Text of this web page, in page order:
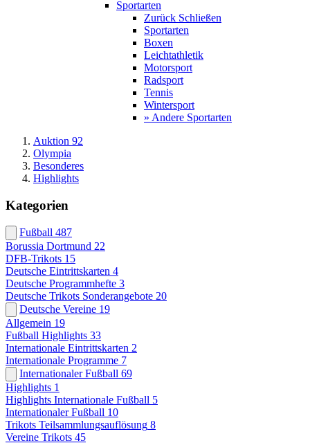
Sportarten
Zurück Schließen
Sportarten
Boxen
Leichtathletik
Motorsport
Radsport
Tennis
Wintersport
» Andere Sportarten
Auktion 92
Olympia
Besonderes
Highlights
Kategorien
Fußball 487
Borussia Dortmund 22
DFB-Trikots 15
Deutsche Eintrittskarten 4
Deutsche Programmhefte 3
Deutsche Trikots Sonderangebote 20
Deutsche Vereine 19
Allgemein 19
Fußball Highlights 33
Internationale Eintrittskarten 2
Internationale Programme 7
Internationaler Fußball 69
Highlights 1
Highlights Internationale Fußball 5
Internationaler Fußball 10
Trikots Teilsammlungsauflösung 8
Vereine Trikots 45